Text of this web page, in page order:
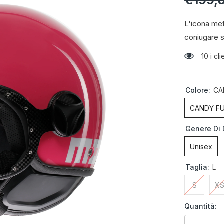
L'icona
coniugare
10 i
Colore:
CANDY
Genere
Unisex
Taglia: L
S
Quantità: